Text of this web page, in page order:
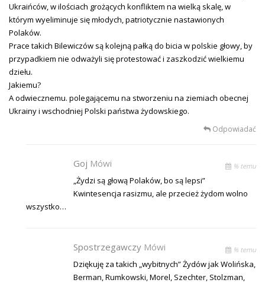
Ukraińców, w ilościach grożących konfliktem na wielką skalę, w
którym wyeliminuje się młodych, patriotycznie nastawionych
Polaków.
Prace takich Bilewiczów są kolejną pałką do bicia w polskie głowy, by
przypadkiem nie odważyli się protestować i zaszkodzić wielkiemu
dziełu.
Jakiemu?
A odwiecznemu. polegającemu na stworzeniu na ziemiach obecnej
Ukrainy i wschodniej Polski państwa żydowskiego.
Odpowiadać
Goj Mówi % temu
„Żydzi są głową Polaków, bo są lepsi”
Kwintesencja rasizmu, ale przecież żydom wolno
wszystko…
Spostrzegawczy Mówi % temu
Dziękuję za takich „wybitnych” Żydów jak Wolińska,
Berman, Rumkowski, Morel, Szechter, Stolzman,